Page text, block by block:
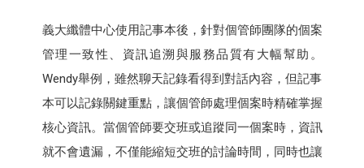
義大纖體中心使用記事本後，針對個管師團隊的個案
管理一致性、資訊追溯與服務品質有大幅幫助。
Wendy舉例，雖然聊天記錄看得到對話內容，但記事
本可以記錄關鍵重點，讓個管師處理個案時精確掌握
核心資訊。當個管師要交班或追蹤同一個案時，資訊
就不會遺漏，不僅能縮短交班的討論時間，同時也讓